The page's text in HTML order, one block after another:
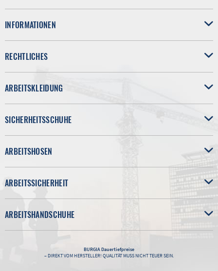
INFORMATIONEN
RECHTLICHES
ARBEITSKLEIDUNG
SICHERHEITSSCHUHE
ARBEITSHOSEN
ARBEITSSICHERHEIT
ARBEITSHANDSCHUHE
BURGIADauertiefpreise
– DIREKT VOM HERSTELLER! QUALITÄT MUSS NICHT TEUER SEIN.